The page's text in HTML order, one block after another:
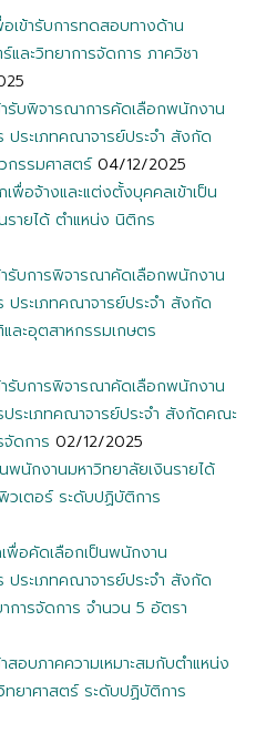
เข้ารับการทดสอบทางด้าน
ละวิทยาการจัดการ ภาควิชา
รับพิจารณาการคัดเลือกพนักงาน
ประเภทคณาจารย์ประจำ สังกัด
กรรมศาสตร์04/12/2025
พื่อจ้างและแต่งตั้งบุคคลเข้าเป็น
รายได้ ตำแหน่ง นิติกร
รับการพิจารณาคัดเลือกพนักงาน
ประเภทคณาจารย์ประจำ สังกัด
ละอุตสาหกรรมเกษตร
รับการพิจารณาคัดเลือกพนักงาน
ระเภทคณาจารย์ประจำ สังกัดคณะ
ดการ 02/12/2025
นักงานมหาวิทยาลัยเงินรายได้
วเตอร์ ระดับปฏิบัติการ
พื่อคัดเลือกเป็นพนักงาน
ประเภทคณาจารย์ประจำ สังกัด
การจัดการ จำนวน 5 อัตรา
สอบภาคความเหมาะสมกับตำแหน่ง
ยาศาสตร์ ระดับปฏิบัติการ